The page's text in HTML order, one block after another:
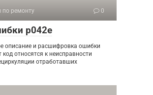
по ремонту 0
p042e
описание и расшифровка ошибки
код относятся к неисправности
отработавших